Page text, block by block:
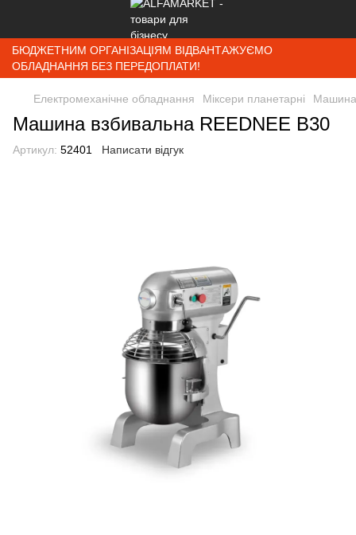
БЮДЖЕТНИМ ОРГАНІЗАЦІЯМ ВІДВАНТАЖУЄМО
ОБЛАДНАННЯ БЕЗ ПЕРЕДОПЛАТИ!
Електромеханічне обладнання Міксери планетарні Машина
Машина взбивальна REEDNEE B30
Артикул: 52401 Написати відгук